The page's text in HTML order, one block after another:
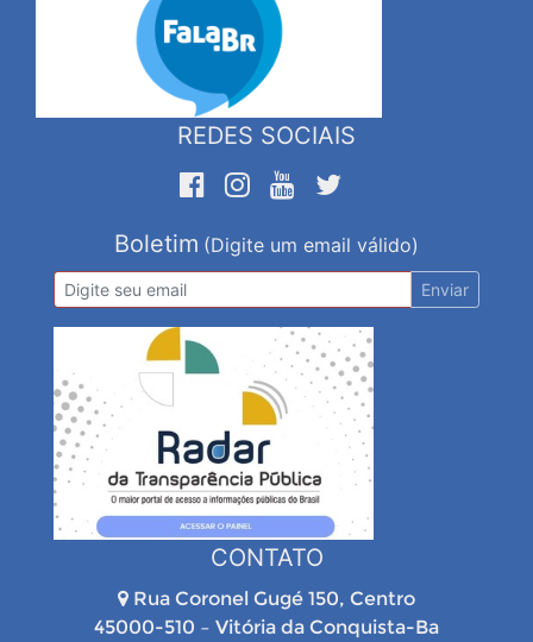
REDES SOCIAIS
Boletim (Digite um email válido)
Enviar
CONTATO
Rua Coronel Gugé 150, Centro
45000-510 – Vitória da Conquista-Ba